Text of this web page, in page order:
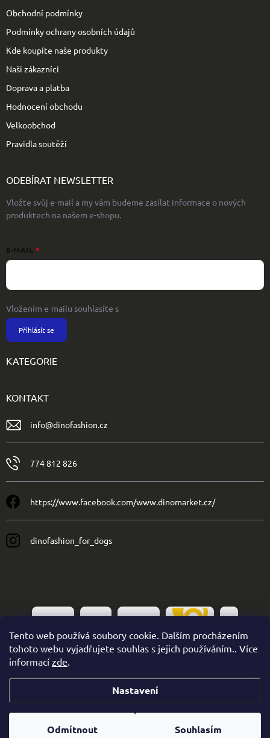
Tento web používá soubory cookie. Dalším procházením
tohoto webu vyjadřujete souhlas s jejich používáním.. Více
informací zde.
Nastavení
Odmítnout Souhlasím
Obchodní podmínky
Podmínky ochrany osobních údajů
Kde koupíte naše produkty
Naši zákazníci
Doprava a platba
Hodnocení obchodu
Velkoobchod
Pravidla soutěží
ODEBÍRAT NEWSLETTER
Vložte svůj e-mail a my vám budeme zasílat informace o nových
produktech na našem e-shopu.
E-MAIL
Vložením e-mailu souhlasíte s
Přihlásit se
KATEGORIE
KONTAKT
info@dinofashion.cz
774 812 826
https://www.facebook.com/www.dinomarket.cz/
dinofashion_for_dogs
Copyright 2026 . Všechna práva vyhrazena.